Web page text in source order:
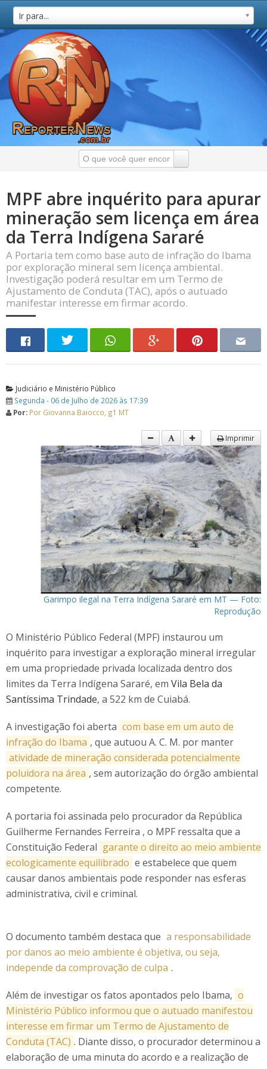
Ir para...
MPF abre inquérito para apurar
mineração sem licença em área
da Terra Indígena Sararé
A Portaria tem como base auto de infração do Ibama
por exploração mineral sem licença ambiental.
Investigação poderá resultar em um Termo de
Ajustamento de Conduta (TAC), após o autuado
manifestar interesse em firmar acordo.
Judiciário e Ministério Público
Segunda - 06 de Julho de 2026 às 17:39
Por: Por Giovanna Baiocco, g1 MT
Imprimir
Garimpo ilegal na Terra Indígena Sararé em MT — Foto:
Reprodução
O Ministério Público Federal (MPF) instaurou um
inquérito para investigar a exploração mineral irregular
em uma propriedade privada localizada dentro dos
limites da Terra Indígena Sararé, em Vila Bela da
Santíssima Trindade, a 522 km de Cuiabá.
A investigação foi aberta com base em um auto de
infração do Ibama , que autuou A. C. M. por manter
atividade de mineração considerada potencialmente
poluidora na área , sem autorização do órgão ambiental
competente.
A portaria foi assinada pelo procurador da República
Guilherme Fernandes Ferreira , o MPF ressalta que a
Constituição Federal garante o direito ao meio ambiente
ecologicamente equilibrado e estabelece que quem
causar danos ambientais pode responder nas esferas
administrativa, civil e criminal.
O documento também destaca que a responsabilidade
por danos ao meio ambiente é objetiva, ou seja,
independe da comprovação de culpa .
Além de investigar os fatos apontados pelo Ibama, o
Ministério Público informou que o autuado manifestou
interesse em firmar um Termo de Ajustamento de
Conduta (TAC) . Diante disso, o procurador determinou a
elaboração de uma minuta do acordo e a realização de